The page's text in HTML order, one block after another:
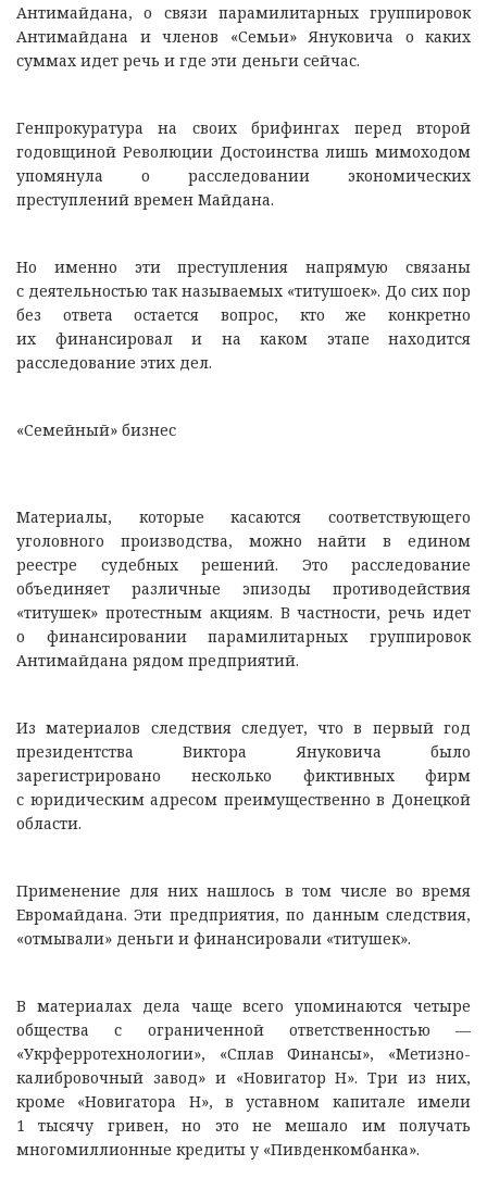
Антимайдана, о связи парамилитарных группировок
Антимайдана и членов «Семьи» Януковича о каких
суммах идет речь и где эти деньги сейчас.
Генпрокуратура на своих брифингах перед второй
годовщиной Революции Достоинства лишь мимоходом
упомянула о расследовании экономических
преступлений времен Майдана.
Но именно эти преступления напрямую связаны
с деятельностью так называемых «титушоек». До сих пор
без ответа остается вопрос, кто же конкретно
их финансировал и на каком этапе находится
расследование этих дел.
«Семейный» бизнес
Материалы, которые касаются соответствующего
уголовного производства, можно найти в едином
реестре судебных решений. Это расследование
объединяет различные эпизоды противодействия
«титушек» протестным акциям. В частности, речь идет
о финансировании парамилитарных группировок
Антимайдана рядом предприятий.
Из материалов следствия следует, что в первый год
президентства Виктора Януковича было
зарегистрировано несколько фиктивных фирм
с юридическим адресом преимущественно в Донецкой
области.
Применение для них нашлось в том числе во время
Евромайдана. Эти предприятия, по данным следствия,
«отмывали» деньги и финансировали «титушек».
В материалах дела чаще всего упоминаются четыре
общества с ограниченной ответственностью —
«Укрферротехнологии», «Сплав Финансы», «Метизно-
калибровочный завод» и «Новигатор Н». Три из них,
кроме «Новигатора Н», в уставном капитале имели
1 тысячу гривен, но это не мешало им получать
многомиллионные кредиты у «Пивденкомбанка».